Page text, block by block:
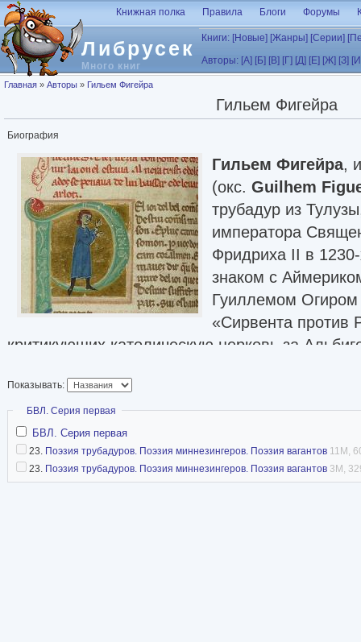
Перейти к основному содержанию
Либрусек
Много книг
Книжная полка Правила Блоги Форумы
Книги: [Новые] [Жанры] [Серии]
Авторы: [А] [Б] [В] [Г] [Д] [Е] [Ж] [З]
Вы здесь
Главная » Авторы » Гильем Фигейра
Гильем Фигейра
Биография
Гильем Фигейра,
(окс. Guilhem
трубадур из
императора
Фридриха II в
знаком с
Гуиллемом
«Сирвента против
критикующих католическую церковь за
Показывать:
Скрыть
БВЛ. Серия первая
БВЛ. Серия первая
23. Поэзия трубадуров. Поэзия миннезингеров. Поэзия вагантов 11M,
23. Поэзия трубадуров. Поэзия миннезингеров. Поэзия вагантов 3M,